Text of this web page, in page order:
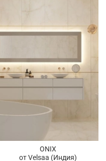
ONIX
от Velsaa (Индия)